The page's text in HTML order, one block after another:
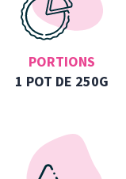
PORTIONS
1 POT DE 250G